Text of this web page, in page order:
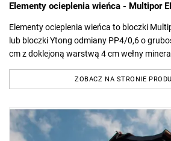
Elementy ocieplenia wieńca - Multipor
Elementy ocieplenia wieńca to bloczki
lub bloczki Ytong odmiany PP4/0,6 o
cm z doklejoną warstwą 4 cm wełny
ZOBACZ NA STRONIE